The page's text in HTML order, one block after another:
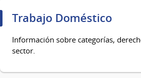
Trabajo Doméstico
Información sobre categorías,
sector.